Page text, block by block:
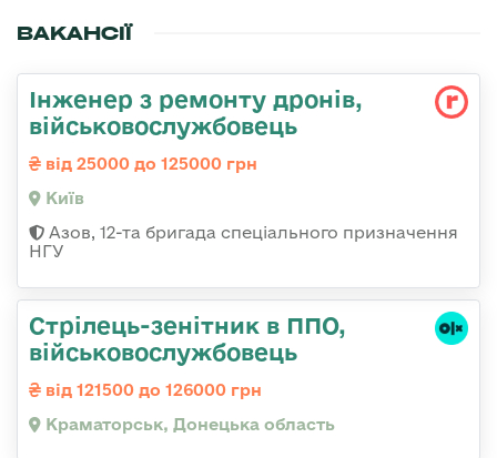
ВАКАНСІЇ
Інженер з ремонту дронів,
військовослужбовець
від 25000 до 125000 грн
Київ
Азов, 12-та бригада спеціального призначення
НГУ
Стрілець-зенітник в ППО,
військовослужбовець
від 121500 до 126000 грн
Краматорськ, Донецька область